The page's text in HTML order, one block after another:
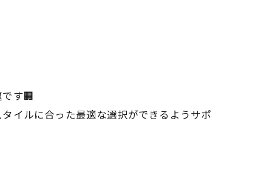
す🏢
イルに合った最適な選択ができるようサポ